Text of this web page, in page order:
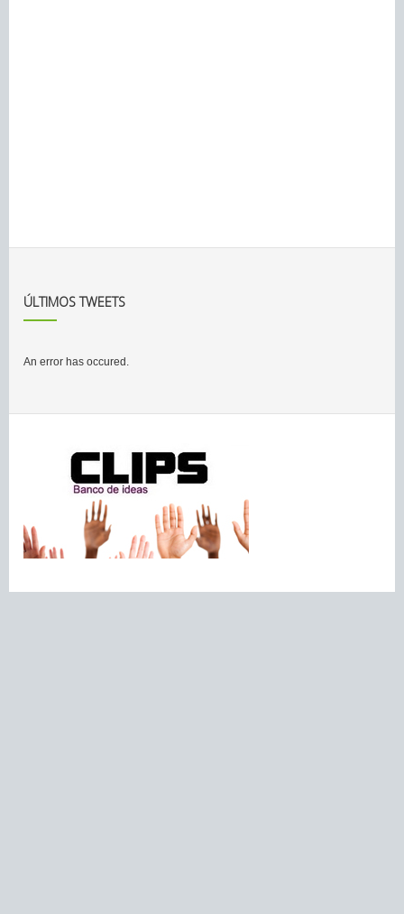
ÚLTIMOS TWEETS
An error has occured.